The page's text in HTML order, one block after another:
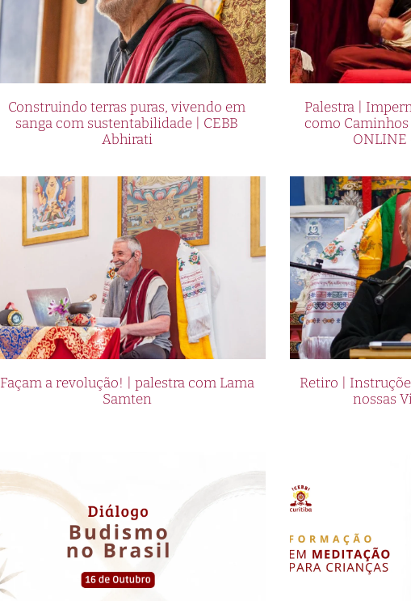
Construindo terras puras, vivendo em
sanga com sustentabilidade | CEBB
Abhirati
Palestra |
como
ONLINE
Façam a revolução! | palestra com Lama
Samten
Retiro |
nossas